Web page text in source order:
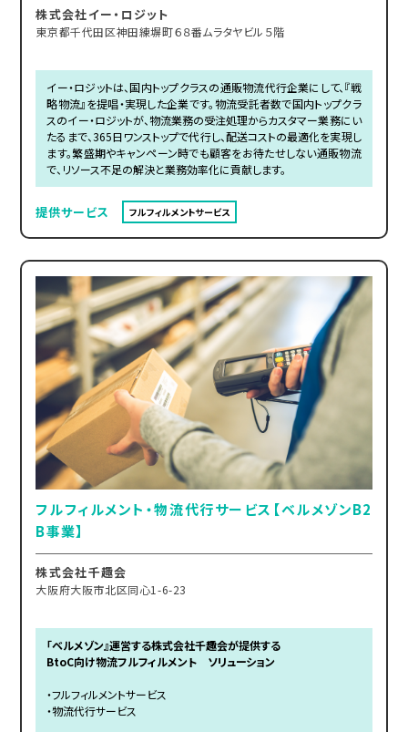
株式会社イー・ロジット
東京都千代田区神田練塀町６８番ムラタヤビル５階
イー・ロジットは、国内トップクラスの通販物流代行企業にして、『戦
略物流』を提唱・実現した企業です。物流受託者数で国内トップクラ
スのイー・ロジットが、物流業務の受注処理からカスタマー業務にい
たるまで、365日ワンストップで代行し、配送コストの最適化を実現し
ます。繁盛期やキャンペーン時でも顧客をお待たせしない通販物流
で、リソース不足の解決と業務効率化に貢献します。
提供サービス フルフィルメントサービス
フルフィルメント・物流代行サービス【ベルメゾンB2
B事業】
株式会社千趣会
大阪府大阪市北区同心1-6-23
「ベルメゾン』運営する株式会社千趣会が提供する
BtoC向け物流フルフィルメント ソリューション
・フルフィルメントサービス
・物流代行サービス